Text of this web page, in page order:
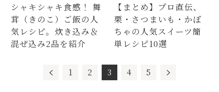
シャキシャキ食感！ 舞
茸（きのこ）ご飯の人
気レシピ。炊き込み＆
混ぜ込み2品を紹介
【まとめ】プロ直伝、
栗・さつまいも・かぼ
ちゃの人気スイーツ簡
単レシピ10選
1 2 3 4 5